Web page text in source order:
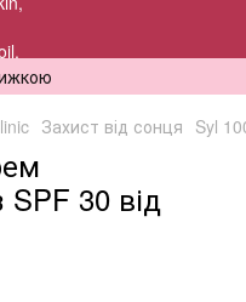
Захист від сонця Syl
30 від